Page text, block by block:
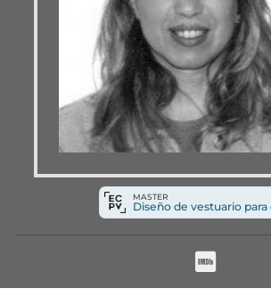
MASTER
Diseño de vestuario para